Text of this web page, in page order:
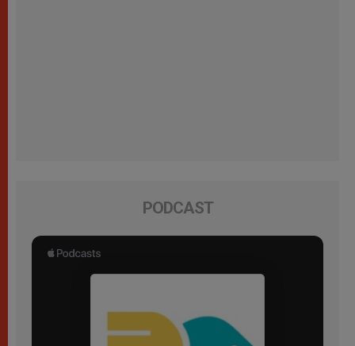
PODCAST